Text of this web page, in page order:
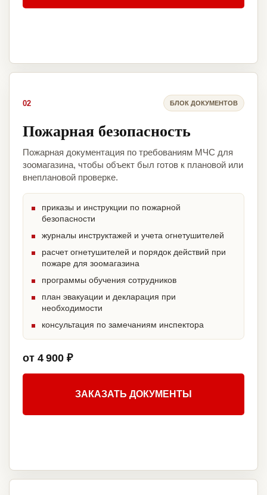
02 БЛОК ДОКУМЕНТОВ
Пожарная безопасность
Пожарная документация по требованиям МЧС для
зоомагазина, чтобы объект был готов к плановой или
внеплановой проверке.
приказы и инструкции по пожарной
безопасности
журналы инструктажей и учета огнетушителей
расчет огнетушителей и порядок действий при
пожаре для зоомагазина
программы обучения сотрудников
план эвакуации и декларация при
необходимости
консультация по замечаниям инспектора
от 4 900 ₽
ЗАКАЗАТЬ ДОКУМЕНТЫ